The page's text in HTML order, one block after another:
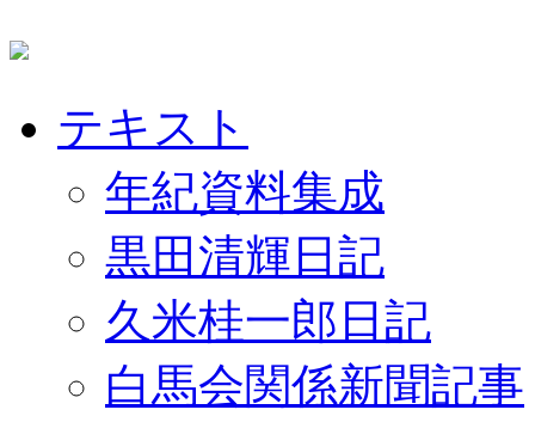
テキスト
年紀資料集成
黒田清輝日記
久米桂一郎日記
白馬会関係新聞記事